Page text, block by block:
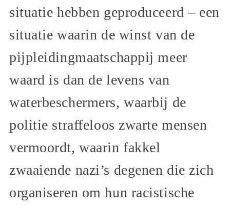
situatie hebben geproduceerd – een
situatie waarin de winst van de
pijpleidingmaatschappij meer
waard is dan de levens van
waterbeschermers, waarbij de
politie straffeloos zwarte mensen
vermoordt, waarin fakkel
zwaaiende nazi’s degenen die zich
organiseren om hun racistische